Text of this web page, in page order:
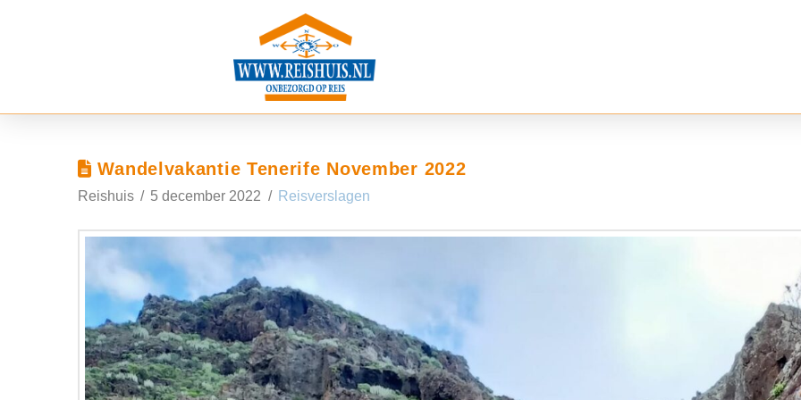
Wandelvakantie Tenerife November 2022
Reishuis 5 december 2022 Reisverslagen